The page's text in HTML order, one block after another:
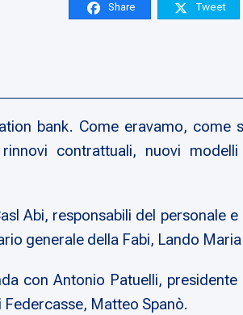
Share Tweet
bank. Come eravamo,
contrattuali, nuovi
Abi, responsabili del personale
generale della Fabi, Lando
con Antonio Patuelli,
Matteo Spanò.